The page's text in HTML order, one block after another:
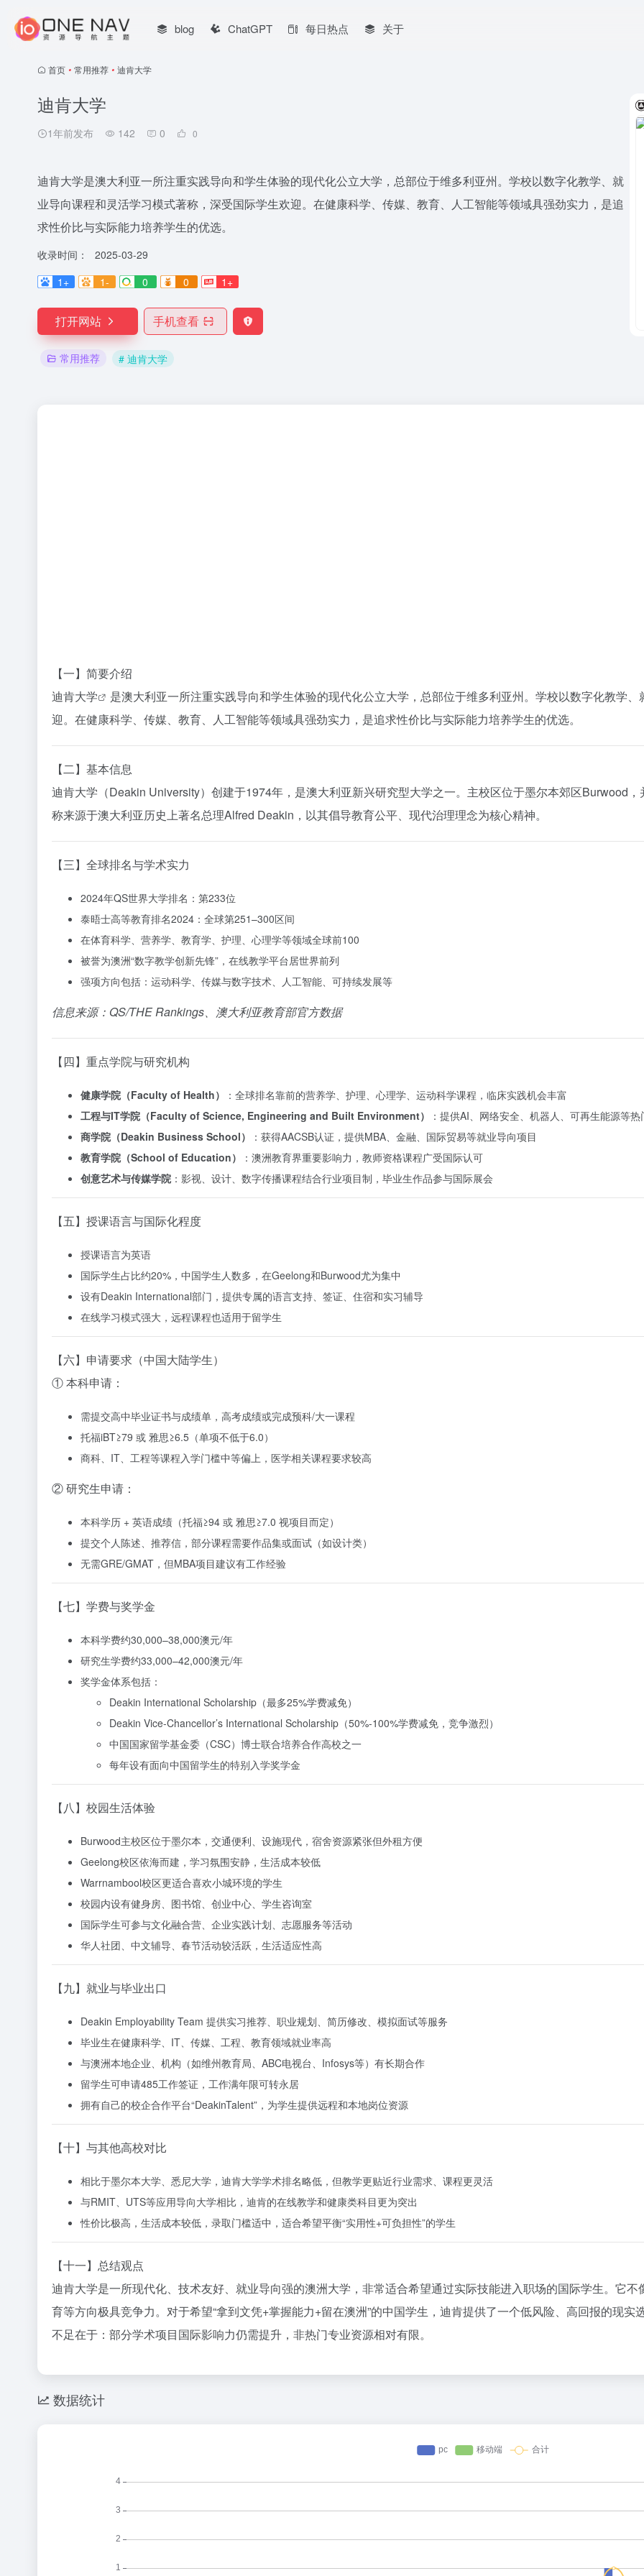
blog ChatGPT 每日热点 关于
首页 • 常用推荐 • 迪肯大学
迪肯大学
1年前发布 142 0 0
迪肯大学是澳大利亚一所注重实践导向和学生体验的现代化公立大学，总部位于维多利亚州。学校以数字化教学、就
业导向课程和灵活学习模式著称，深受国际学生欢迎。在健康科学、传媒、教育、人工智能等领域具强劲实力，是追
求性价比与实际能力培养学生的优选。
收录时间：
2025-03-29
1+
1- 0 0 1+
打开网站 手机查看
常用推荐 # 迪肯大学
【一】简要介绍
迪肯大学
是澳大利亚一所注重实践导向和学生体验的现代化公立大学，总部位于维多利亚州。学校以数字化教学
迎。在健康科学、传媒、教育、人工智能等领域具强劲实力，是追求性价比与实际能力培养学生的优选。
【二】基本信息
迪肯大学（Deakin University）创建于1974年，是澳大利亚新兴研究型大学之一。主校区位于墨尔本郊区Burwood
称来源于澳大利亚历史上著名总理Alfred Deakin，以其倡导教育公平、现代治理理念为核心精神。
【三】全球排名与学术实力
2024年QS世界大学排名：第233位
泰晤士高等教育排名2024：全球第251–300区间
在体育科学、营养学、教育学、护理、心理学等领域全球前100
被誉为澳洲“数字教学创新先锋”，在线教学平台居世界前列
强项方向包括：运动科学、传媒与数字技术、人工智能、可持续发展等
信息来源：QS/THE Rankings、澳大利亚教育部官方数据
【四】重点学院与研究机构
健康学院（Faculty of Health）
：全球排名靠前的营养学、护理、心理学、运动科学课程，临床实践机会丰富
工程与IT学院（Faculty of Science, Engineering and Built Environment）
：提供AI、网络安全、机器人、可再生能源等热
商学院（Deakin Business School）
：获得AACSB认证，提供MBA、金融、国际贸易等就业导向项目
教育学院（School of Education）
：澳洲教育界重要影响力，教师资格课程广受国际认可
创意艺术与传媒学院 ：影视、设计、数字传播课程结合行业项目制，毕业生作品参与国际展会
【五】授课语言与国际化程度
授课语言为英语
国际学生占比约20%，中国学生人数多，在Geelong和Burwood尤为集中
设有Deakin International部门，提供专属的语言支持、签证、住宿和实习辅导
在线学习模式强大，远程课程也适用于留学生
【六】申请要求（中国大陆学生）
① 本科申请：
需提交高中毕业证书与成绩单，高考成绩或完成预科/大一课程
托福iBT≥79 或 雅思≥6.5（单项不低于6.0）
商科、IT、工程等课程入学门槛中等偏上，医学相关课程要求较高
② 研究生申请：
本科学历 + 英语成绩（托福≥94 或 雅思≥7.0 视项目而定）
提交个人陈述、推荐信，部分课程需要作品集或面试（如设计类）
无需GRE/GMAT，但MBA项目建议有工作经验
【七】学费与奖学金
本科学费约30,000–38,000澳元/年
研究生学费约33,000–42,000澳元/年
奖学金体系包括：
Deakin International Scholarship（最多25%学费减免）
Deakin Vice-Chancellor’s International Scholarship（50%-100%学费减免，竞争激烈）
中国国家留学基金委（CSC）博士联合培养合作高校之一
每年设有面向中国留学生的特别入学奖学金
【八】校园生活体验
Burwood主校区位于墨尔本，交通便利、设施现代，宿舍资源紧张但外租方便
Geelong校区依海而建，学习氛围安静，生活成本较低
Warrnambool校区更适合喜欢小城环境的学生
校园内设有健身房、图书馆、创业中心、学生咨询室
国际学生可参与文化融合营、企业实践计划、志愿服务等活动
华人社团、中文辅导、春节活动较活跃，生活适应性高
【九】就业与毕业出口
Deakin Employability Team 提供实习推荐、职业规划、简历修改、模拟面试等服务
毕业生在健康科学、IT、传媒、工程、教育领域就业率高
与澳洲本地企业、机构（如维州教育局、ABC电视台、Infosys等）有长期合作
留学生可申请485工作签证，工作满年限可转永居
拥有自己的校企合作平台“DeakinTalent”，为学生提供远程和本地岗位资源
【十】与其他高校对比
相比于墨尔本大学、悉尼大学，迪肯大学学术排名略低，但教学更贴近行业需求、课程更灵活
与RMIT、UTS等应用导向大学相比，迪肯的在线教学和健康类科目更为突出
性价比极高，生活成本较低，录取门槛适中，适合希望平衡“实用性+可负担性”的学生
【十一】总结观点
迪肯大学是一所现代化、技术友好、就业导向强的澳洲大学，非常适合希望通过实际技能进入职场的国际学生。它
育等方向极具竞争力。对于希望“拿到文凭+掌握能力+留在澳洲”的中国学生，迪肯提供了一个低风险、高回报的现实
不足在于：部分学术项目国际影响力仍需提升，非热门专业资源相对有限。
数据统计